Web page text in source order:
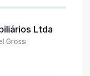
Ltda
Grossi